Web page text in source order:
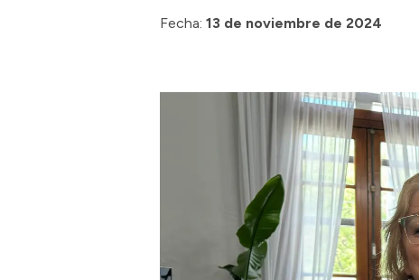
Fecha: 13 de noviembre de 2024